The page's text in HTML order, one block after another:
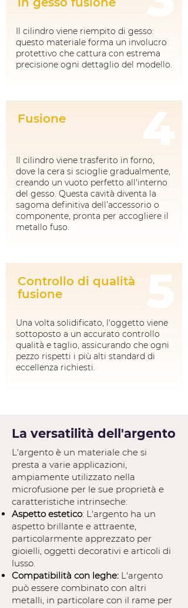
Il cilindro viene riempito di gesso:
questo materiale forma un involucro
protettivo che cattura con estrema
precisione ogni dettaglio del modello.
Fusione 4
Il cilindro viene trasferito in forno,
dove la cera si scioglie gradualmente,
creando un vuoto perfetto all'interno
del gesso. Questa cavità diventa la
sagoma definitiva dell’accessorio o
componente, pronta per accogliere il
metallo fuso.
Controllo di qualità
fusione
5
Una volta solidificato, l'oggetto viene
sottoposto a un accurato controllo
qualità e taglio, assicurando che ogni
pezzo rispetti i più alti standard di
eccellenza richiesti.
La versatilità dell'argento
L'argento è un materiale che si
presta a varie applicazioni,
ampiamente utilizzato nella
microfusione per le sue proprietà e
caratteristiche intrinseche:
Aspetto estetico: L'argento ha un
aspetto brillante e attraente,
particolarmente apprezzato per
gioielli, oggetti decorativi e articoli di
lusso.
Compatibilità con leghe: L'argento
può essere combinato con altri
metalli, in particolare con il rame per